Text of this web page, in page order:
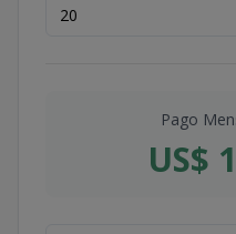
Pago
US$